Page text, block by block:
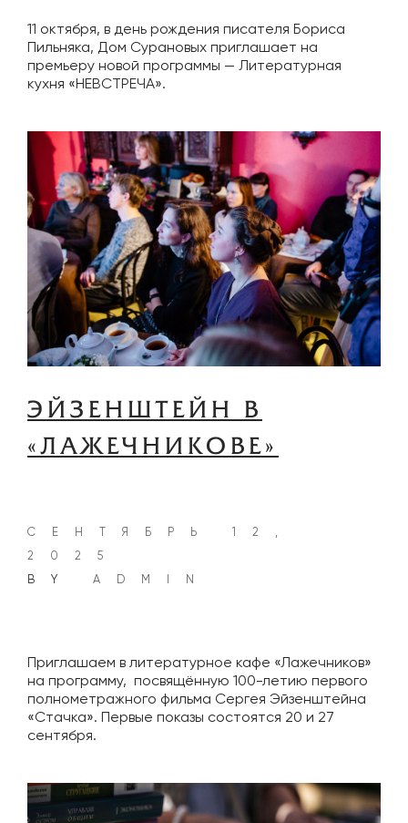
11 октября, в день рождения писателя Бориса
Пильняка, Дом Сурановых приглашает на
премьеру новой программы — Литературная
кухня «НЕВСТРЕЧА».
ЭЙЗЕНШТЕЙН В
«ЛАЖЕЧНИКОВЕ»
СЕНТЯБРЬ 12,
2025
BY ADMIN
Приглашаем в литературное кафе «Лажечников»
на программу, посвящëнную 100-летию первого
полнометражного фильма Сергея Эйзенштейна
«Стачка». Первые показы состоятся 20 и 27
сентября.